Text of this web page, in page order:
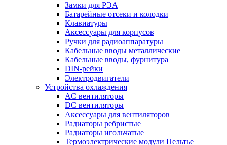
Замки для РЭА
Батарейные отсеки и колодки
Клавиатуры
Аксессуары для корпусов
Ручки для радиоаппаратуры
Кабельные вводы металлические
Кабельные вводы, фурнитура
DIN-рейки
Электродвигатели
Устройства охлаждения
AC вентиляторы
DC вентиляторы
Аксессуары для вентиляторов
Радиаторы ребристые
Радиаторы игольчатые
Термоэлектрические модули Пельтье